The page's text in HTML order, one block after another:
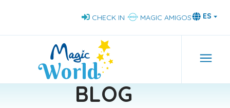
CHECK IN MAGIC AMIGOS ES
BLOG